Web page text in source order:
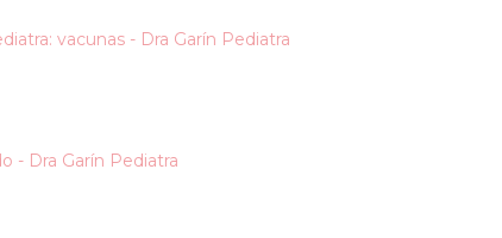
vacunas - Dra Garín Pediatra
- Dra Garín Pediatra